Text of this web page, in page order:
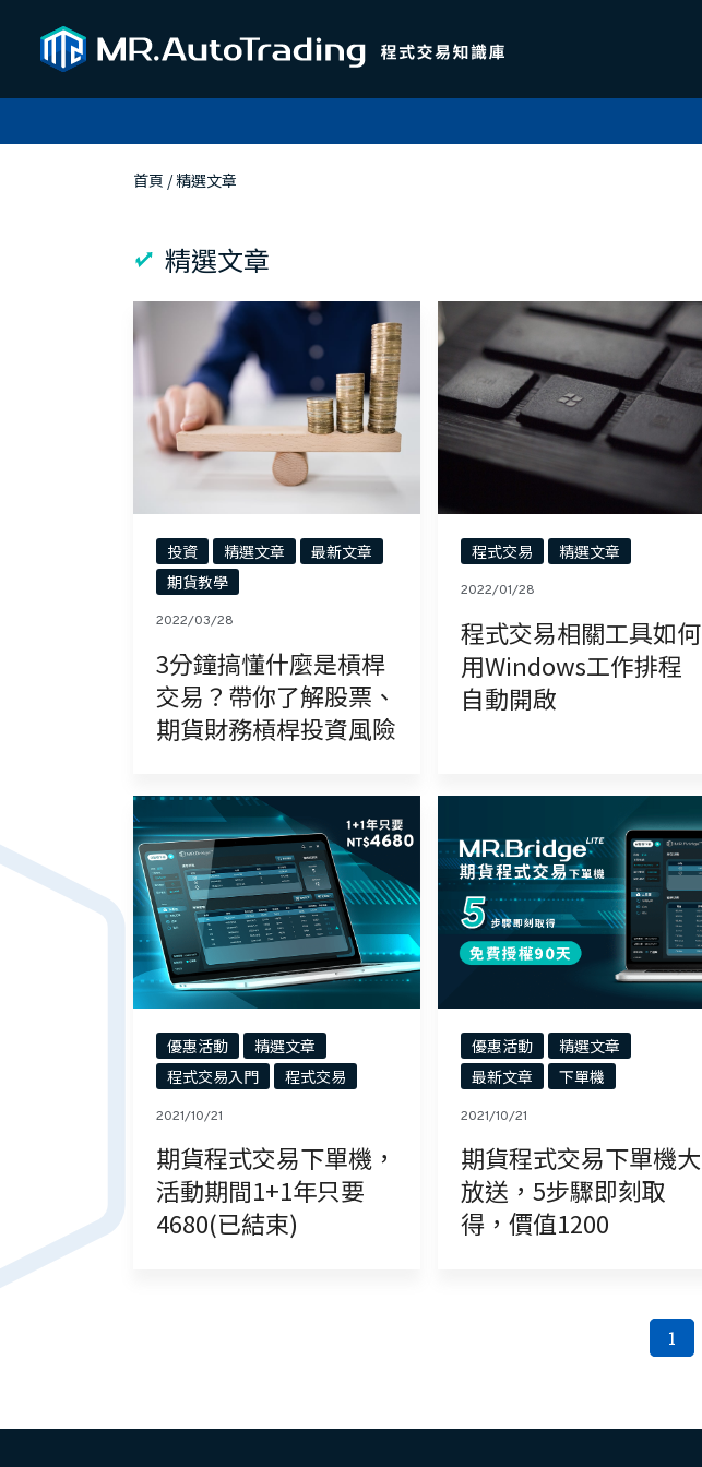
首頁 / 精選文章
精選文章
投資 精選文章
最新文章
期貨教學
2022/03/28
3分鐘搞懂什麼是槓桿
交易？帶你了解股票、
期貨財務槓桿投資風險
程式交易 精選文章
2022/01/28
程式交易相關工具如何
用Windows工作排程
自動開啟
優惠活動
精選文章
程式交易入門
程式交易
2021/10/21
期貨程式交易下單機，
活動期間1+1年只要
4680(已結束)
優惠活動
精選文章
最新文章
下單機
2021/10/21
期貨程式交易下單機大
放送，5步驟即刻取
得，價值1200
1